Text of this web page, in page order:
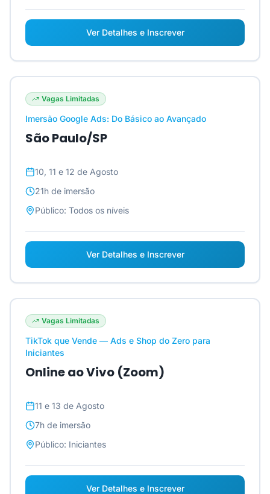
Ver Detalhes e Inscrever
Vagas Limitadas
Imersão Google Ads: Do Básico ao Avançado
São Paulo/SP
10, 11 e 12 de Agosto
21h de imersão
Público: Todos os níveis
Ver Detalhes e Inscrever
Vagas Limitadas
TikTok que Vende — Ads e Shop do Zero para
Iniciantes
Online ao Vivo (Zoom)
11 e 13 de Agosto
7h de imersão
Público: Iniciantes
Ver Detalhes e Inscrever